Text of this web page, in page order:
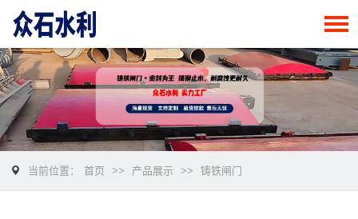
当前位置： 首页 >> 产品展示 >> 铸铁闸门